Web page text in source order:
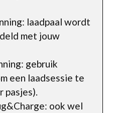
laadpaal wordt
met jouw
gebruik
een laadsessie te
pasjes).
ook wel